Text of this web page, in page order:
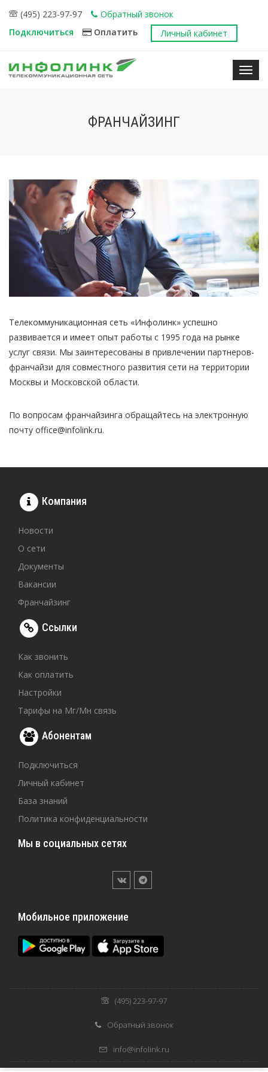
(495) 223-97-97
Обратный звонок
Подключиться
Оплатить Личный кабинет
ФРАНЧАЙЗИНГ
Телекоммуникационная сеть «Инфолинк» успешно
развивается и имеет опыт работы с 1995 года на рынке
услуг связи. Мы заинтересованы в привлечении партнеров-
франчайзи для совместного развития сети на территории
Москвы и Московской области.
По вопросам франчайзинга обращайтесь на электронную
почту office@infolink.ru.
Компания
Новости
О сети
Документы
Вакансии
Франчайзинг
Ссылки
Как звонить
Как оплатить
Настройки
Тарифы на Мг/Мн связь
Абонентам
Подключиться
Личный кабинет
База знаний
Политика конфиденциальности
Мы в социальных сетях
Мобильное приложение
(495) 223-97-97
Обратный звонок
info@infolink.ru